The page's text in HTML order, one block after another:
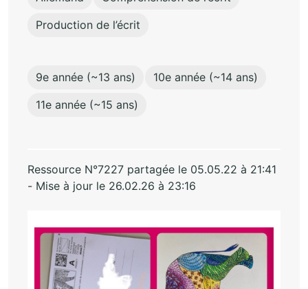
Production de l’écrit
9e année (~13 ans)
10e année (~14 ans)
11e année (~15 ans)
Ressource N°7227 partagée le 05.05.22 à 21:41
- Mise à jour le 26.02.26 à 23:16